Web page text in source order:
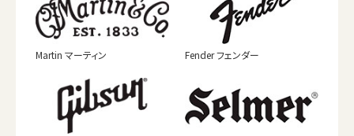
Martin マーティン Fender フェンダー